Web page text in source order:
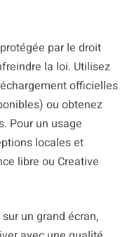
par le droit
la loi. Utilisez
officielles
ou obtenez
Pour un usage
locales et
libre ou Creative
un grand écran,